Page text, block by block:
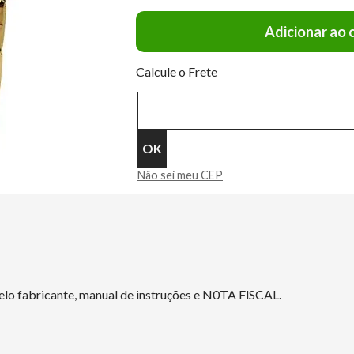
Adicionar ao
Calcule o Frete
Não sei meu CEP
fabricante, manual de instruções e N0TA FlSCAL.